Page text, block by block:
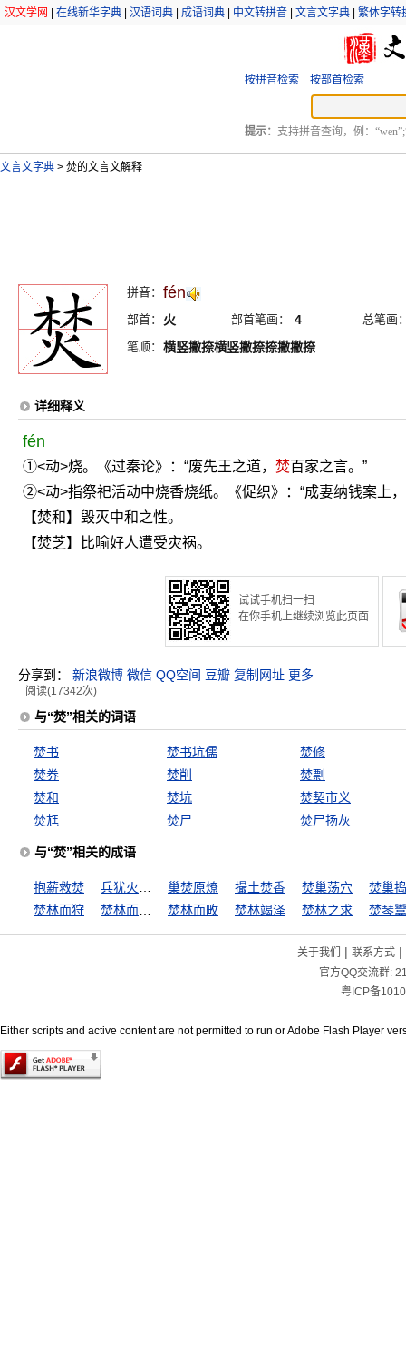
汉文学网 在线新华字典 汉语词典 成语词典 中文转拼音 文言文字典 繁体字转
按拼音检索 按部首检索
提示： 支持拼音查询，例：
文言文字典 > 焚的文言文解释
拼音： fén
部首： 火 部首笔画： 4
总笔画
笔顺： 横竖撇捺横竖撇捺捺撇撇捺
详细释义
fén
①<动>烧。《过秦论》：“废先王之道， 焚百家之言。”
②<动>指祭祀活动中烧香烧纸。《促织》：“成妻纳钱案上，
【焚和】毁灭中和之性。
【焚芝】比喻好人遭受灾祸。
试试手机扫一扫
在你手机上继续浏览此页面
分享到： 新浪微博 微信 QQ空间 豆瓣 复制网址 更多
阅读(17342次)
与“焚”相关的词语
焚书 焚书坑儒
焚修
焚券
焚削
焚剽
焚和
焚坑
焚契市义
焚尪
焚尸 焚尸扬灰
与“焚”相关的成语
抱薪救焚 巢焚原燎 撮土焚香 焚巢荡穴
焚巢
焚林而狩
焚林而畋 焚林竭泽 焚林之求 焚琴
关于我们 | 联系方式|
官方QQ交流群:
粤ICP备
Either scripts and active content are not permitted to run or Adobe Flash Player